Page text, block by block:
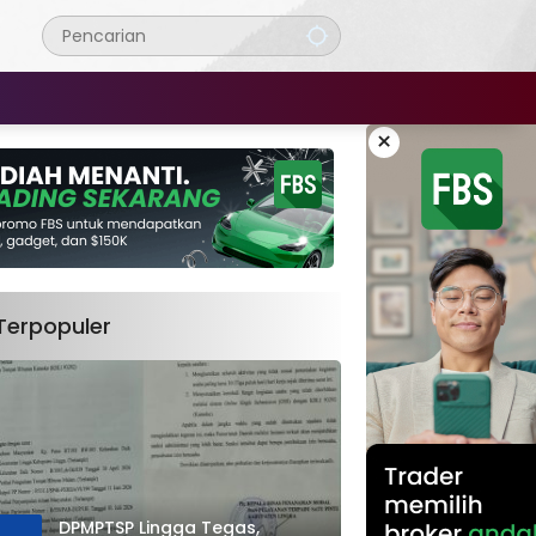
×
DPMPTSP Lingga Tegas,